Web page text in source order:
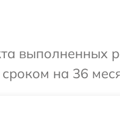
выполненных
на 36